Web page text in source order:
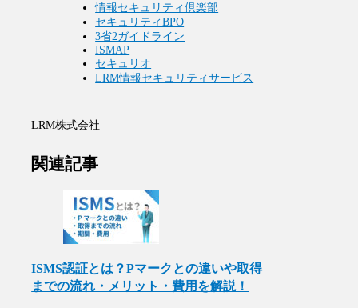
情報セキュリティ倶楽部
セキュリティBPO
3省2ガイドライン
ISMAP
セキュリオ
LRM情報セキュリティサービス
LRM株式会社
関連記事
ISMS認証とは？Pマークとの違いや取得
までの流れ・メリット・費用を解説！